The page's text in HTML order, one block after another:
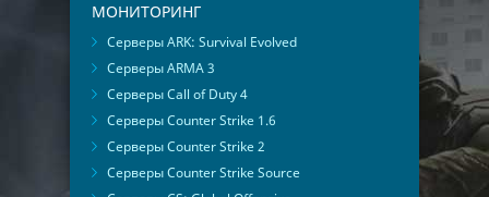
МОНИТОРИНГ
Серверы ARK: Survival Evolved
Серверы ARMA 3
Серверы Call of Duty 4
Серверы Counter Strike 1.6
Серверы Counter Strike 2
Серверы Counter Strike Source